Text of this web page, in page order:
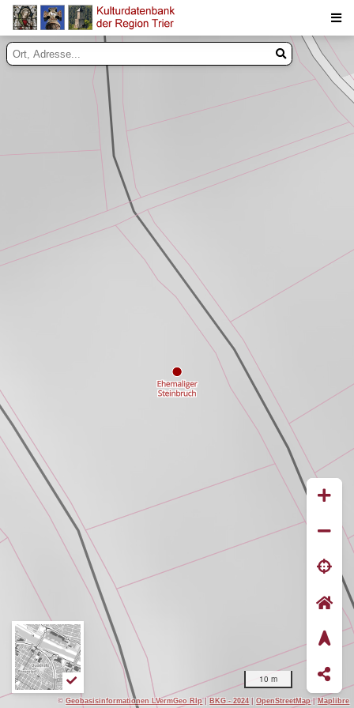
10 m
Suche
©Geobasisinformationen LVermGeo Rlp|BKG - 2024|OpenStreetMap|Maplibre